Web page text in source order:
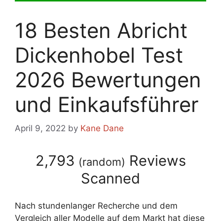
18 Besten Abricht
Dickenhobel Test
2026 Bewertungen
und Einkaufsführer
April 9, 2022 by Kane Dane
2,793 (random) Reviews
Scanned
Nach stundenlanger Recherche und dem
Vergleich aller Modelle auf dem Markt hat diese